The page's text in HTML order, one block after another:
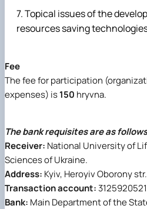
Topical issues of the
resources saving
Fee
The fee for participation
expenses) is150 hryvna.
The bank requisites are as
Receiver: National University of
Sciences of Ukraine.
Address: Kyiv, Heroyiv Oborony
Transaction account:
Bank: Main Department of the